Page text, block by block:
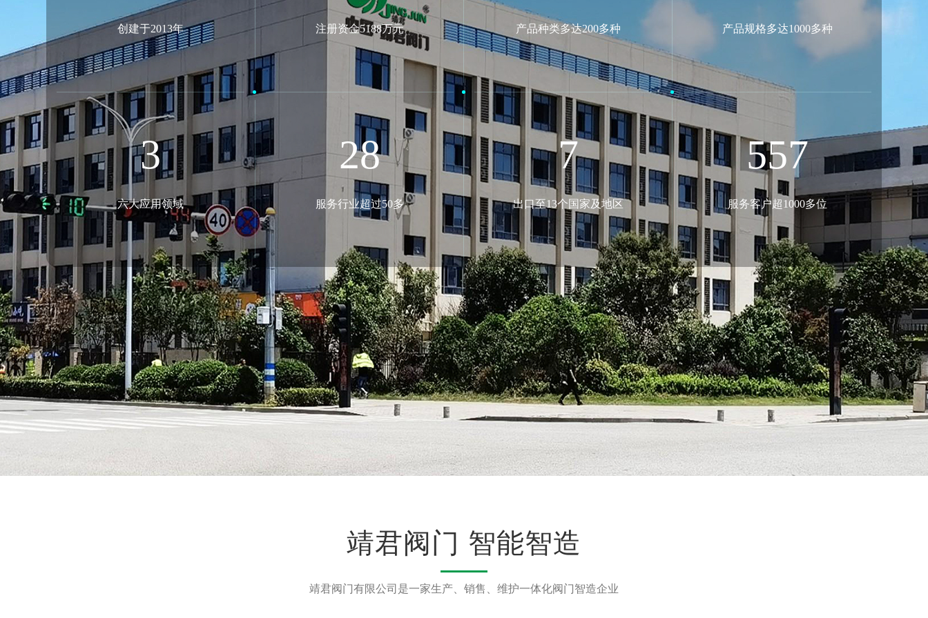
创建于2013年 注册资金5188万元 产品种类多达200多种 产品规格多达1000多种
6
六大应用领域
50
服务行业超过50多
13
出口至13个国家及地区
1000
服务客户超1000多位
靖君阀门 智能智造
靖君阀门有限公司是一家生产、销售、维护一体化阀门智造企业